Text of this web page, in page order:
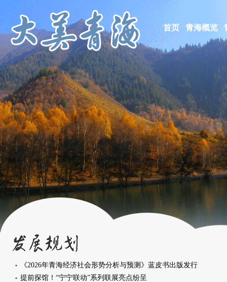
首页 青海概览
《2026年青海经济社会形势分析与预测》蓝皮书出版发行
提前探馆！“宁宁联动”系列联展亮点纷呈